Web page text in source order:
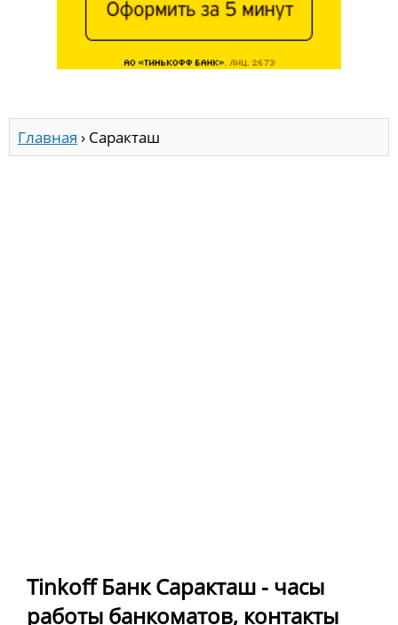
Главная › Саракташ
Tinkoff Банк Саракташ - часы
работы банкоматов, контакты